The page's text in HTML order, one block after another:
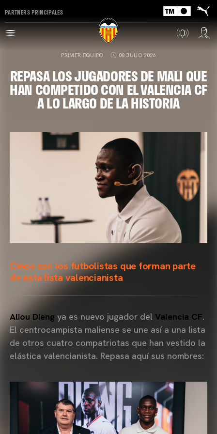
PARTNERS PRINCIPALES
PRIMER EQUIPO 08 JULIO 2026
REPASA LOS JUGADORES DE MALI QUE
HAN COMPETIDO CON EL VALENCIA CF
A LO LARGO DE LA HISTORIA
Cinco son los futbolistas que forman parte
de esta lista valencianista
Aliou Dieng ya es nuevo jugador del Valencia CF.
El centrocampista maliense se une así a una lista
de otros cuatro compatriotas que han vestido la
elástica valencianista. Repasa aquí sus nombres: